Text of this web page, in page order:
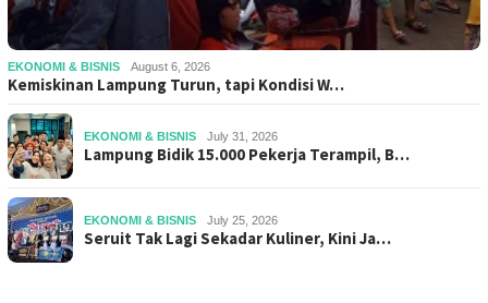
EKONOMI & BISNIS August 6, 2026
Kemiskinan Lampung Turun, tapi Kondisi W…
EKONOMI & BISNIS July 31, 2026
Lampung Bidik 15.000 Pekerja Terampil, B…
EKONOMI & BISNIS July 25, 2026
Seruit Tak Lagi Sekadar Kuliner, Kini Ja…